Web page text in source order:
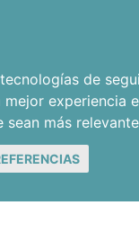
de
mejor experiencia
más